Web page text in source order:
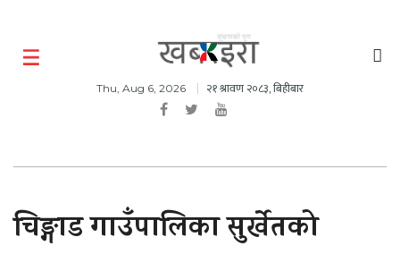
Thu, Aug 6, 2026 २१ श्रावण २०८३, बिहीबार
चिङ्गाड गाउँपालिका सुर्खेतको